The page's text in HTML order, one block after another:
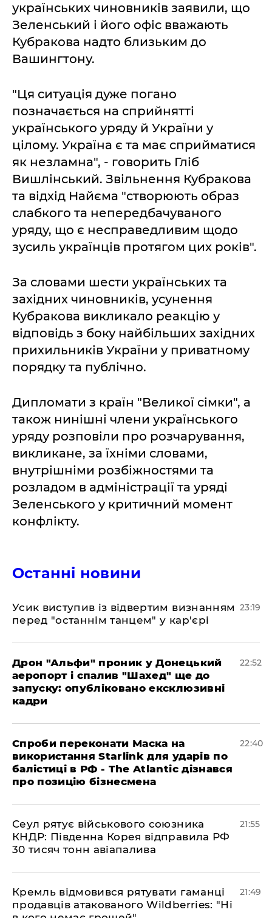
українських чиновників заявили, що
Зеленський і його офіс вважають
Кубракова надто близьким до
Вашингтону.
"Ця ситуація дуже погано
позначається на сприйнятті
українського уряду й України у
цілому. Україна є та має сприйматися
як незламна", - говорить Гліб
Вишлінський. Звільнення Кубракова
та відхід Найєма "створюють образ
слабкого та непередбачуваного
уряду, що є несправедливим щодо
зусиль українців протягом цих років".
За словами шести українських та
західних чиновників, усунення
Кубракова викликало реакцію у
відповідь з боку найбільших західних
прихильників України у приватному
порядку та публічно.
Дипломати з країн "Великої сімки", а
також нинішні члени українського
уряду розповіли про розчарування,
викликане, за їхніми словами,
внутрішніми розбіжностями та
розладом в адміністрації та уряді
Зеленського у критичний момент
конфлікту.
Останні новини
​Усик виступив із відвертим визнанням
перед "останнім танцем" у кар'єрі
23:19
​Дрон "Альфи" проник у Донецький
аеропорт і спалив "Шахед" ще до
запуску: опубліковано ексклюзивні
кадри
22:52
​Спроби переконати Маска на
використання Starlink для ударів по
балістиці в РФ - The Atlantic дізнався
про позицію бізнесмена
22:40
​Сеул рятує військового союзника
КНДР: Південна Корея відправила РФ
30 тисяч тонн авіапалива
21:55
​Кремль відмовився рятувати гаманці
продавців атакованого Wildberries: "Ні
21:49